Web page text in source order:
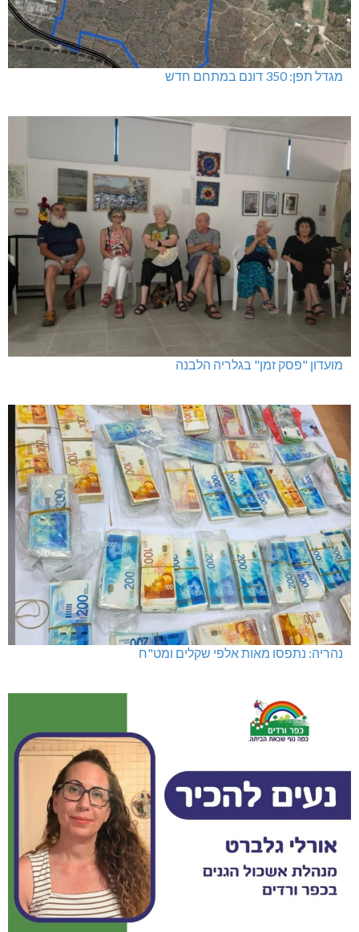
מגדל תפן: 350 דונם במתחם חדש
מועדון "פסק זמן" בגלריה הלבנה
נהריה: נתפסו מאות אלפי שקלים ומט"ח